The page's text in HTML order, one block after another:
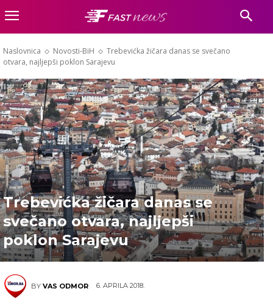
Naslovnica Novosti-BiH
Trebevićka žičara danas se svečano
otvara, najljepši poklon Sarajevu
Trebevićka žičara danas se
svečano otvara, najljepši
poklon Sarajevu
BY VAS ODMOR 6. APRILA 2018.